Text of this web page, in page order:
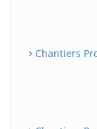
Chantiers